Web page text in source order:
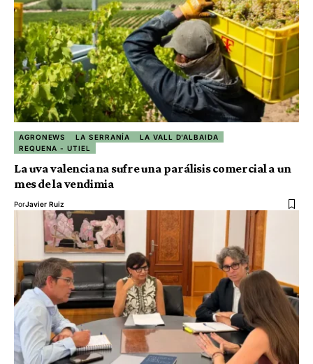
AGRONEWS LA SERRANÍA
LA VALL D'ALBAIDA
REQUENA - UTIEL
La uva valenciana sufre una parálisis comercial a un
mes de la vendimia
PorJavier Ruiz